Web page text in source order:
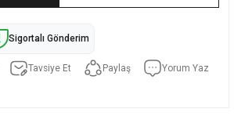
Sigortalı Gönderim
Tavsiye Et Paylaş Yorum Yaz